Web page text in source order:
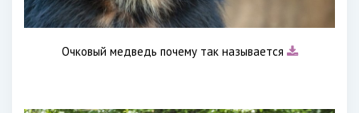
Очковый медведь почему так называется